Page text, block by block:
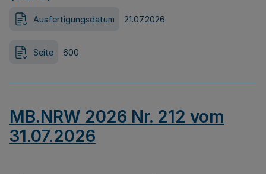
Ausfertigungsdatum 21.07.2026
Seite 600
MB.NRW 2026 Nr. 212 vom
31.07.2026